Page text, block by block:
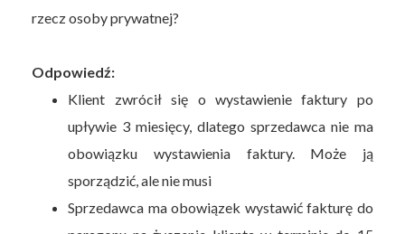
rzecz osoby prywatnej?
Odpowiedź:
Klient zwrócił się o wystawienie faktury po
upływie 3 miesięcy, dlatego sprzedawca nie ma
obowiązku wystawienia faktury. Może ją
sporządzić, ale nie musi
Sprzedawca ma obowiązek wystawić fakturę do